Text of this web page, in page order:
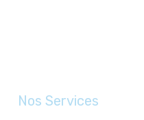
Nos Services